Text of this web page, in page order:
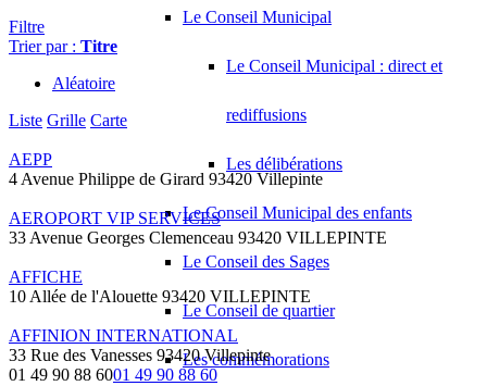
Le Conseil Municipal
Le Conseil Municipal : direct et
rediffusions
Les délibérations
Le Conseil Municipal des enfants
Le Conseil des Sages
Le Conseil de quartier
Les commémorations
Filtre
Trier par : Titre
Aléatoire
Liste Grille Carte
AEPP
4 Avenue Philippe de Girard 93420 Villepinte
AEROPORT VIP SERVICES
33 Avenue Georges Clemenceau 93420 VILLEPINTE
AFFICHE
10 Allée de l'Alouette 93420 VILLEPINTE
AFFINION INTERNATIONAL
33 Rue des Vanesses 93420 Villepinte
01 49 90 88 6001 49 90 88 60